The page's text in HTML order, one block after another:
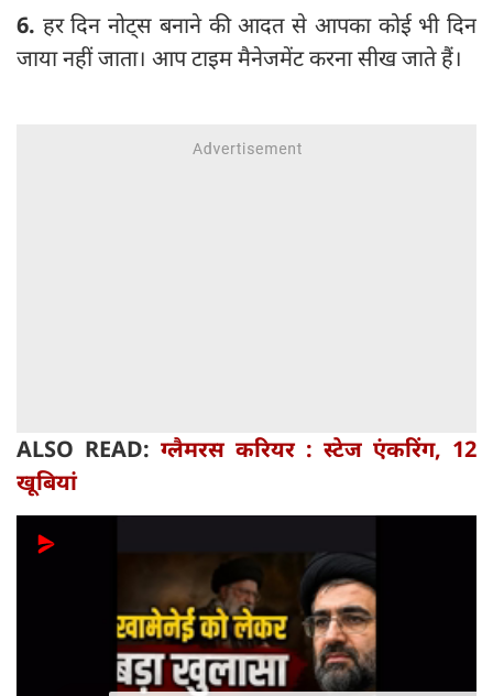
6. हर दिन नोट्स बनाने की आदत से आपका कोई भी दिन
जाया नहीं जाता। आप टाइम मैनेजमेंट करना सीख जाते हैं।
ALSO READ: ग्लैमरस करियर : स्टेज एंकरिंग, 12
खूबियां